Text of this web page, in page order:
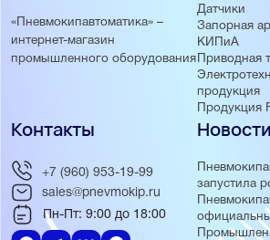
«Пневмокипавтоматика» –
интернет-магазин
промышленного оборудования
Датчики
Запорная
КИПиА
Приводная
продукция
Продукция
Новости
запустила
Контакты
+7 (960) 953-19-99
sales@pnevmokip.ru
Пн-Пт: 9:00 до 18:00